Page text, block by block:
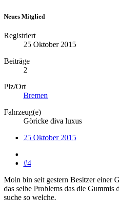
Neues Mitglied
Registriert
25 Oktober 2015
Beiträge
2
Plz/Ort
Bremen
Fahrzeug(e)
Göricke diva luxus
25 Oktober 2015
#4
Moin bin seit gestern Besitzer einer
das selbe Problems das die Gummis
suche so welche.